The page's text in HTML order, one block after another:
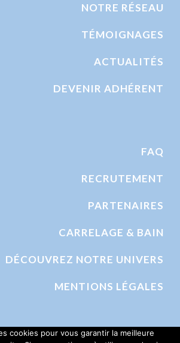
NOTRE RÉSEAU
TÉMOIGNAGES
ACTUALITÉS
DEVENIR ADHÉRENT
FAQ
RECRUTEMENT
PARTENAIRES
CARRELAGE & BAIN
DÉCOUVREZ NOTRE UNIVERS
MENTIONS LÉGALES
de confidentialité
cookies pour vous garantir la meilleure